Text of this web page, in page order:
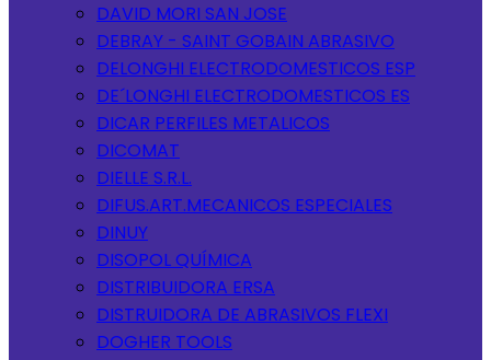
DAVID MORI SAN JOSE
DEBRAY - SAINT GOBAIN ABRASIVO
DELONGHI ELECTRODOMESTICOS ESP
DE´LONGHI ELECTRODOMESTICOS ES
DICAR PERFILES METALICOS
DICOMAT
DIELLE S.R.L.
DIFUS.ART.MECANICOS ESPECIALES
DINUY
DISOPOL QUÍMICA
DISTRIBUIDORA ERSA
DISTRUIDORA DE ABRASIVOS FLEXI
DOGHER TOOLS